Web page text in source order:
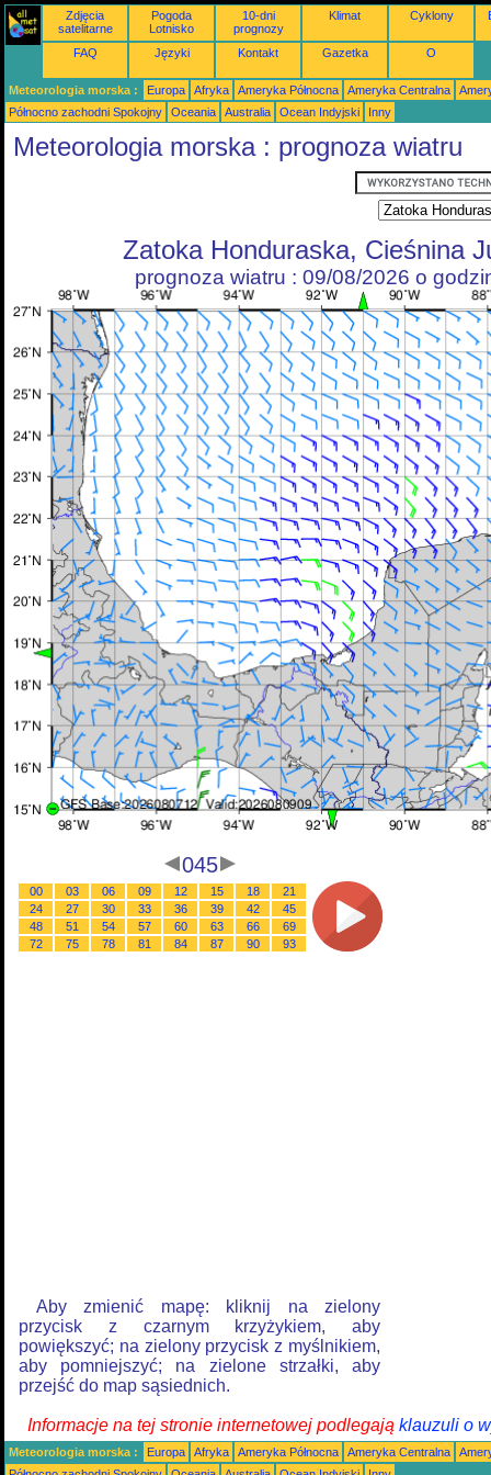
Zdjęcia
satelitarne
Pogoda
Lotnisko
10-dni
prognozy
Klimat Cyklony
FAQ Języki Kontakt Gazetka O
Meteorologia morska : Europa Afryka Ameryka Północna Ameryka Centralna
Północno zachodni Spokojny
Oceania Australia Ocean Indyjski Inny
Meteorologia morska : prognoza wiatru
Zatoka Honduraska, Cieśnina
prognoza wiatru : 09/08/2026 o
045
00 03 06 09 12 15 18
21
24
27 30 33 36 39 42
45
48
51 54 57 60 63 66
69
72
75 78 81 84 87 90 93
Aby zmienić mapę: kliknij na zielony
przycisk z czarnym krzyżykiem, aby
powiększyć; na zielony przycisk z myślnikiem,
aby pomniejszyć; na zielone strzałki, aby
przejść do map sąsiednich.
Informacje na tej stronie internetowej podlegają klauzuli o
Meteorologia morska : Europa Afryka Ameryka Północna Ameryka Centralna